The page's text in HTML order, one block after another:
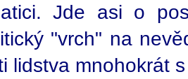
Jde asi o
"vrch" na
lidstva mnohokrát